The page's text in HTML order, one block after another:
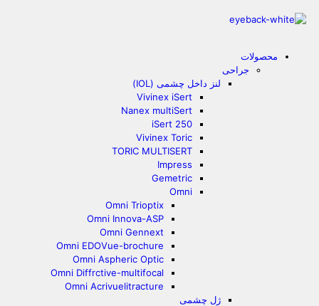
محصولات
جراحی
لنز داخل چشمی (IOL)
Vivinex iSert
Nanex multiSert
iSert 250
Vivinex Toric
TORIC MULTISERT
Impress
Gemetric
Omni
Omni Trioptix
Omni Innova-ASP
Omni Gennext
Omni EDOVue-brochure
Omni Aspheric Optic
Omni Diffrctive-multifocal
Omni Acrivuelitracture
ژل چشمی